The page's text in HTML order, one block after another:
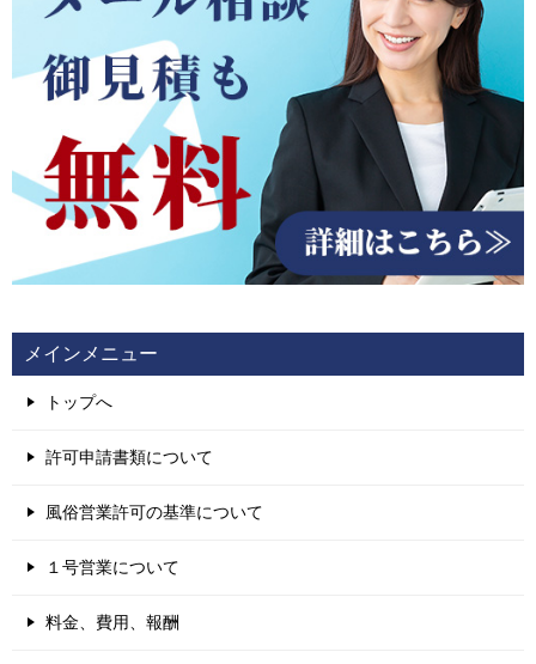
メインメニュー
トップへ
許可申請書類について
風俗営業許可の基準について
１号営業について
料金、費用、報酬